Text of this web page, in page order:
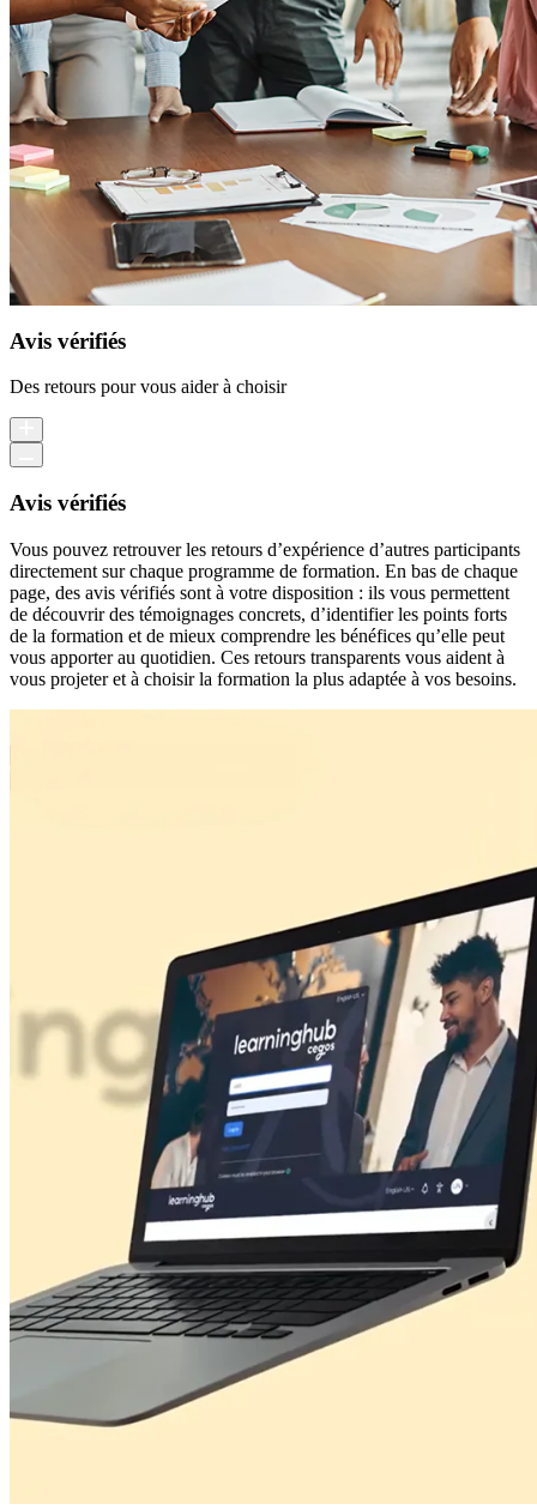
Avis vérifiés
Des retours pour vous aider à choisir
Avis vérifiés
Vous pouvez retrouver les retours d’expérience d’autres participants
directement sur chaque programme de formation. En bas de chaque
page, des avis vérifiés sont à votre disposition : ils vous permettent
de découvrir des témoignages concrets, d’identifier les points forts
de la formation et de mieux comprendre les bénéfices qu’elle peut
vous apporter au quotidien. Ces retours transparents vous aident à
vous projeter et à choisir la formation la plus adaptée à vos besoins.